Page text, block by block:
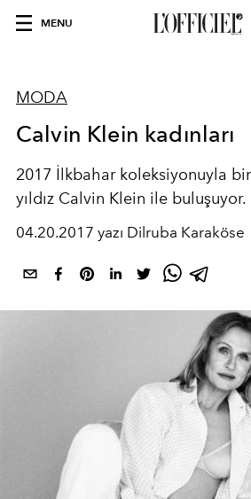
MENU
MODA
Calvin Klein kadınları
2017 İlkbahar koleksiyonuyla
yıldız Calvin Klein ile buluşuyor.
04.20.2017 yazı Dilruba Karaköse